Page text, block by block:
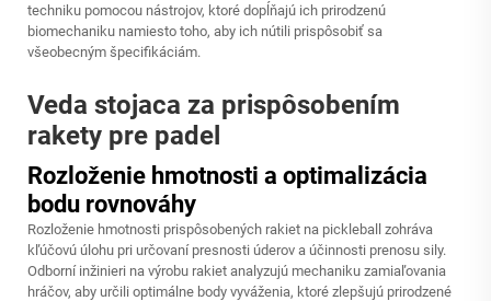
techniku pomocou nástrojov, ktoré dopĺňajú ich prirodzenú
biomechaniku namiesto toho, aby ich nútili prispôsobiť sa
všeobecným špecifikáciám.
Veda stojaca za prispôsobením
rakety pre padel
Rozloženie hmotnosti a optimalizácia
bodu rovnováhy
Rozloženie hmotnosti prispôsobených rakiet na pickleball zohráva
kľúčovú úlohu pri určovaní presnosti úderov a účinnosti prenosu sily.
Odborní inžinieri na výrobu rakiet analyzujú mechaniku zamiaľovania
hráčov, aby určili optimálne body vyváženia, ktoré zlepšujú prirodzené